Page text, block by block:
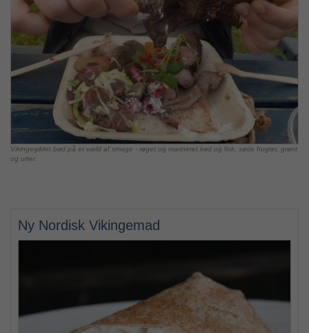
Vikingegildet bød på et væld af smage - røget og marineret kød og fisk, søde frugter, grønt
og urter.
Ny Nordisk Vikingemad